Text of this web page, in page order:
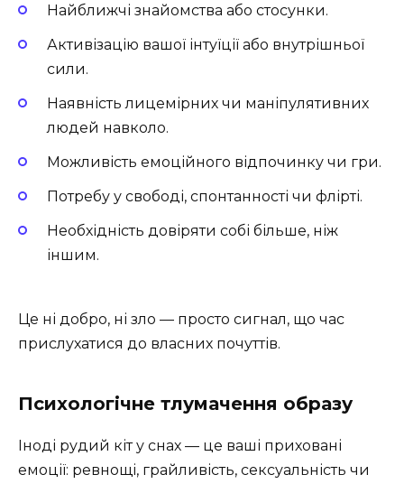
Найближчі знайомства або стосунки.
Активізацію вашої інтуїції або внутрішньої
сили.
Наявність лицемірних чи маніпулятивних
людей навколо.
Можливість емоційного відпочинку чи гри.
Потребу у свободі, спонтанності чи флірті.
Необхідність довіряти собі більше, ніж
іншим.
Це ні добро, ні зло — просто сигнал, що час
прислухатися до власних почуттів.
Психологічне тлумачення образу
Іноді рудий кіт у снах — це ваші приховані
емоції: ревнощі, грайливість, сексуальність чи